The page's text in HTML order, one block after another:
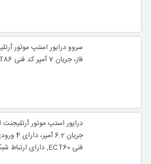
سروو درایور استپ موتور
فاز، جریان 7 آمپر کد فنی T86
درایور استپ موتور آرتلیجنت
فنی ECT60, دارای ارتباط شبکه EtherCat